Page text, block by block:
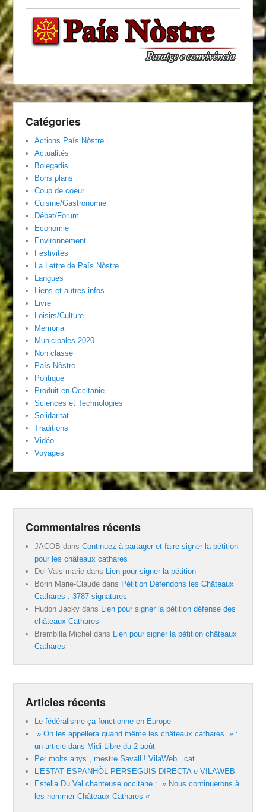
Catégories
Actions País Nòstre
Actualités
Bolegadis
Bons plans
Coup de coeur
Cuisine/Gastronomie
Débat/Forum
Economie
Environnement
Festivités
La Lettre de País Nòstre
Langues
Liens et autres infos
Livre
Loisirs/Culture
Memoria
Municipales 2020
Non classé
País Nòstre
Politique
Produit en Occitanie
Sciences et Technologies
Solidaritat
Traditions
Vidéo
Voyages
Commentaires récents
JACOB dansContinuez à partager et faire signer la pétition
pour les châteaux cathares
Del Vals marie dans Lien pour signer la pétition
Borin Marie-Claude dans Pétition Défendons les Châteaux
Cathares : 3787 signatures
Hudon Jacky dans Lien pour signer la pétition défense des
châteaux Cathares
Brembilla Michel dans Lien pour signer la pétition châteaux
Cathares
Articles récents
Le fédéralisme ça fonctionne en Europe
» On les appellera quand même les châteaux cathares » :
un article dans Midi Libre du 2 août
Per molts anys , mestre Savall ! VilaWeb . cat
L’ESTAT ESPANHÒL PERSEGUIS DIRECTA e VILAWEB
Estella Du Val chanteuse occitane : » Nous continuerons à
les nommer Châteaux Cathares «